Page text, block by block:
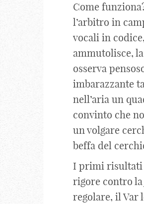
Come
l’arbitro in
vocali in
ammutolisce,
osserva
imbarazzante
nell’aria un
convinto che
un volgare
beffa del
I primi risultati
rigore contro la
regolare, il Var